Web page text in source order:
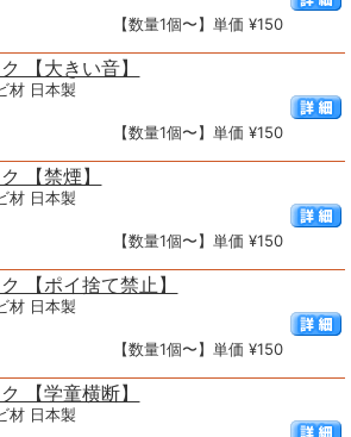
【数量1個〜】単価 ¥150
【大きい音】
材 日本製
【数量1個〜】単価 ¥150
【禁煙】
材 日本製
【数量1個〜】単価 ¥150
【ポイ捨て禁止】
材 日本製
【数量1個〜】単価 ¥150
【学童横断】
材 日本製